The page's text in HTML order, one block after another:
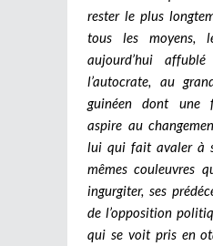
rester le plus
tous les moyens,
aujourd’hui
l’autocrate, au
guinéen dont une
aspire au
lui qui fait avaler à
mêmes couleuvres
ingurgiter, ses
de l’opposition
qui se voit pris en